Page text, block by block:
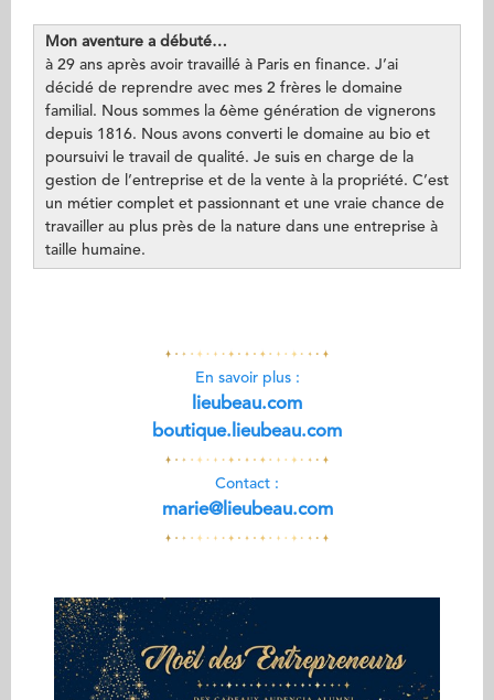
Mon aventure a débuté…
à 29 ans après avoir travaillé à Paris en finance. J’ai
décidé de reprendre avec mes 2 frères le domaine
familial. Nous sommes la 6ème génération de vignerons
depuis 1816. Nous avons converti le domaine au bio et
poursuivi le travail de qualité. Je suis en charge de la
gestion de l’entreprise et de la vente à la propriété. C’est
un métier complet et passionnant et une vraie chance de
travailler au plus près de la nature dans une entreprise à
taille humaine.
En savoir plus :
lieubeau.com
boutique.lieubeau.com
Contact :
marie@lieubeau.com